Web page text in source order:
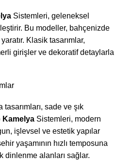
Sistemleri, geleneksel
Bu modeller, bahçenizde
Klasik tasarımlar,
girişler ve dekoratif detaylarla
sade ve şık
Kamelya Sistemleri, modern
işlevsel ve estetik yapılar
yaşamının hızlı temposuna
dinlenme alanları sağlar.